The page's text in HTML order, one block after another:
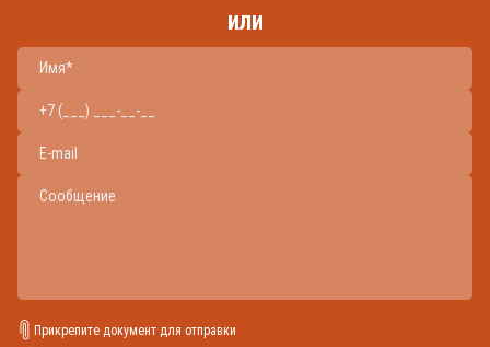
или
Прикрепите документ для отправки